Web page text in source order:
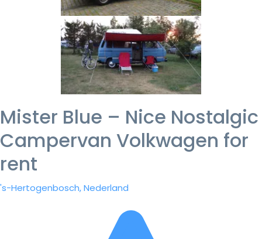
Mister Blue – Nice Nostalgic
Campervan Volkwagen for
rent
's-Hertogenbosch, Nederland